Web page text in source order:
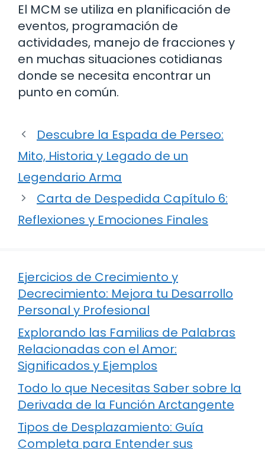
El MCM se utiliza en planificación de
eventos, programación de
actividades, manejo de fracciones y
en muchas situaciones cotidianas
donde se necesita encontrar un
punto en común.
Descubre la Espada de Perseo:
Mito, Historia y Legado de un
Legendario Arma
Carta de Despedida Capítulo 6:
Reflexiones y Emociones Finales
Ejercicios de Crecimiento y
Decrecimiento: Mejora tu Desarrollo
Personal y Profesional
Explorando las Familias de Palabras
Relacionadas con el Amor:
Significados y Ejemplos
Todo lo que Necesitas Saber sobre la
Derivada de la Función Arctangente
Tipos de Desplazamiento: Guía
Completa para Entender sus